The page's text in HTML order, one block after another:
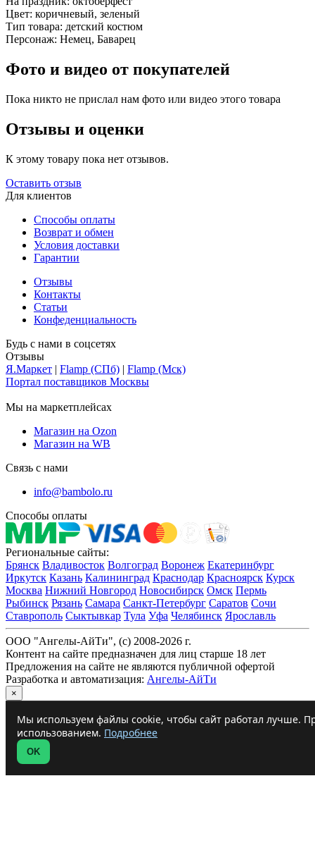
Цвет: коричневый, зеленый
Тип товара: детский костюм
Персонаж: Немец, Баварец
Фото и видео от покупателей
Пока никто не прислал нам фото или видео этого товара
Отзывы и оценки
К этому товару пока нет отзывов.
Оставить отзыв
Для клиентов
Способы оплаты
Возврат и обмен
Условия доставки
Гарантии
Отзывы
Контакты
Статьи
Конфеденциальность
Будь с нами в соцсетях
Отзывы
Я.Маркет | Flamp (СПб) | Flamp (Мск)
Портал поставщиков Москвы
Мы на маркетплейсах
Магазин на Ozon
Магазин на WB
Связь с нами
info@bambolo.ru
Способы оплаты
Региональные сайты:
Брянск Владивосток Волгоград Воронеж Екатеринбург
Иркутск Казань Калининград Краснодар Красноярск Курск
Москва Нижний Новгород Новосибирск Омск Пермь
Рыбинск Рязань Самара Санкт-Петербург Саратов Сочи
Ставрополь Сыктывкар Тула Уфа Челябинск Ярославль
ООО "Ангелы-АйТи", (c) 2008-2026 г.
Контент на сайте предназначен для лиц старше 18 лет
Предложения на сайте не являются публичной офертой
Разработка и автоматизация: Ангелы-АйТи
×
Мы используем файлы cookie, чтобы сайт работал лучше.
использованием. Подробнее
OK